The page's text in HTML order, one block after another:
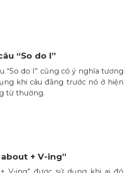
“So do I”
“So do I” cũng có ý nghĩa tương
khi câu đằng trước nó ở hiện
từ thường.
+ V-ing”